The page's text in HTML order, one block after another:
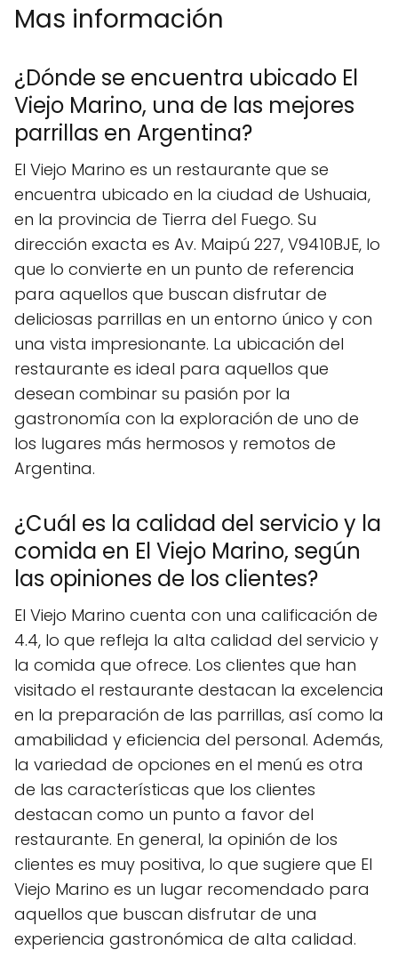
Mas información
¿Dónde se encuentra ubicado El
Viejo Marino, una de las mejores
parrillas en Argentina?
El Viejo Marino es un restaurante que se
encuentra ubicado en la ciudad de Ushuaia,
en la provincia de Tierra del Fuego. Su
dirección exacta es Av. Maipú 227, V9410BJE, lo
que lo convierte en un punto de referencia
para aquellos que buscan disfrutar de
deliciosas parrillas en un entorno único y con
una vista impresionante. La ubicación del
restaurante es ideal para aquellos que
desean combinar su pasión por la
gastronomía con la exploración de uno de
los lugares más hermosos y remotos de
Argentina.
¿Cuál es la calidad del servicio y la
comida en El Viejo Marino, según
las opiniones de los clientes?
El Viejo Marino cuenta con una calificación de
4.4, lo que refleja la alta calidad del servicio y
la comida que ofrece. Los clientes que han
visitado el restaurante destacan la excelencia
en la preparación de las parrillas, así como la
amabilidad y eficiencia del personal. Además,
la variedad de opciones en el menú es otra
de las características que los clientes
destacan como un punto a favor del
restaurante. En general, la opinión de los
clientes es muy positiva, lo que sugiere que El
Viejo Marino es un lugar recomendado para
aquellos que buscan disfrutar de una
experiencia gastronómica de alta calidad.